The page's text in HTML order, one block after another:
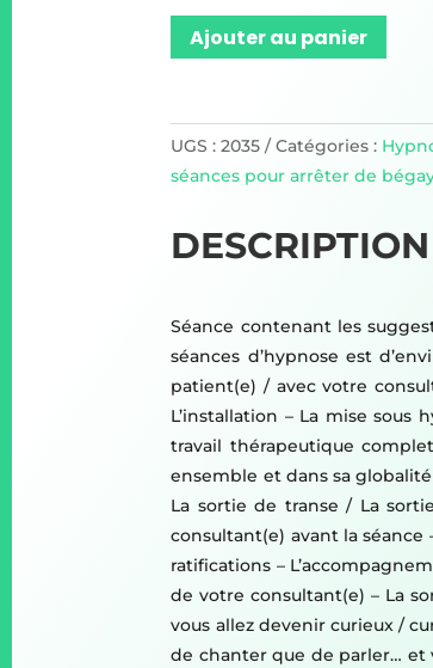
Ajouter au panier
UGS :2035 Catégories :
séances pour arrêter de
Séance contenant les
séances d’hypnose est
patient(e) / avec votre
L’installation – La mise
travail thérapeutique
ensemble et dans sa
La sortie de transe / La
consultant(e) avant la séance
ratifications –
de votre consultant(e) – La
vous allez devenir curieux /
de chanter que de parler… et